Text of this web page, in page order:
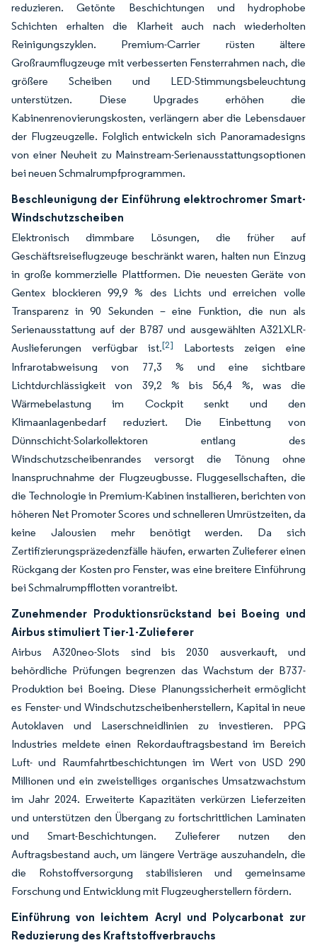
reduzieren. Getönte Beschichtungen und hydrophobe
Schichten erhalten die Klarheit auch nach wiederholten
Reinigungszyklen. Premium-Carrier rüsten ältere
Großraumflugzeuge mit verbesserten Fensterrahmen nach, die
größere Scheiben und LED-Stimmungsbeleuchtung
unterstützen. Diese Upgrades erhöhen die
Kabinenrenovierungskosten, verlängern aber die Lebensdauer
der Flugzeugzelle. Folglich entwickeln sich Panoramadesigns
von einer Neuheit zu Mainstream-Serienausstattungsoptionen
bei neuen Schmalrumpfprogrammen.
Beschleunigung der Einführung elektrochromer Smart-
Windschutzscheiben
Elektronisch dimmbare Lösungen, die früher auf
Geschäftsreiseflugzeuge beschränkt waren, halten nun Einzug
in große kommerzielle Plattformen. Die neuesten Geräte von
Gentex blockieren 99,9 % des Lichts und erreichen volle
Transparenz in 90 Sekunden – eine Funktion, die nun als
Serienausstattung auf der B787 und ausgewählten A321XLR-
Auslieferungen verfügbar ist.[2]
Labortests zeigen eine
Infrarotabweisung von 77,3 % und eine sichtbare
Lichtdurchlässigkeit von 39,2 % bis 56,4 %, was die
Wärmebelastung im Cockpit senkt und den
Klimaanlagenbedarf reduziert. Die Einbettung von
Dünnschicht-Solarkollektoren entlang des
Windschutzscheibenrandes versorgt die Tönung ohne
Inanspruchnahme der Flugzeugbusse. Fluggesellschaften, die
die Technologie in Premium-Kabinen installieren, berichten von
höheren Net Promoter Scores und schnelleren Umrüstzeiten, da
keine Jalousien mehr benötigt werden. Da sich
Zertifizierungspräzedenzfälle häufen, erwarten Zulieferer einen
Rückgang der Kosten pro Fenster, was eine breitere Einführung
bei Schmalrumpfflotten vorantreibt.
Zunehmender Produktionsrückstand bei Boeing und
Airbus stimuliert Tier-1-Zulieferer
Airbus A320neo-Slots sind bis 2030 ausverkauft, und
behördliche Prüfungen begrenzen das Wachstum der B737-
Produktion bei Boeing. Diese Planungssicherheit ermöglicht
es Fenster- und Windschutzscheibenherstellern, Kapital in neue
Autoklaven und Laserschneidlinien zu investieren. PPG
Industries meldete einen Rekordauftragsbestand im Bereich
Luft- und Raumfahrtbeschichtungen im Wert von USD 290
Millionen und ein zweistelliges organisches Umsatzwachstum
im Jahr 2024. Erweiterte Kapazitäten verkürzen Lieferzeiten
und unterstützen den Übergang zu fortschrittlichen Laminaten
und Smart-Beschichtungen. Zulieferer nutzen den
Auftragsbestand auch, um längere Verträge auszuhandeln, die
die Rohstoffversorgung stabilisieren und gemeinsame
Forschung und Entwicklung mit Flugzeugherstellern fördern.
Einführung von leichtem Acryl und Polycarbonat zur
Reduzierung des Kraftstoffverbrauchs